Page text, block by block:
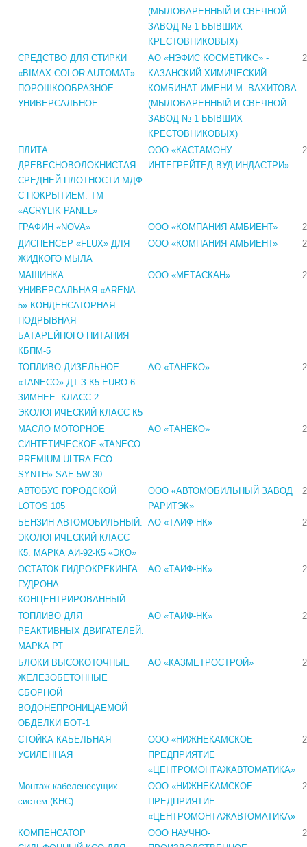
(МЫЛОВАРЕННЫЙ И СВЕЧНОЙ
ЗАВОД № 1 БЫВШИХ
КРЕСТОВНИКОВЫХ)
СРЕДСТВО ДЛЯ СТИРКИ
«BIMAX COLOR AUTOMAT»
ПОРОШКООБРАЗНОЕ
УНИВЕРСАЛЬНОЕ
АО «НЭФИС КОСМЕТИКС» -
КАЗАНСКИЙ ХИМИЧЕСКИЙ
КОМБИНАТ ИМЕНИ М. ВАХИТОВА
(МЫЛОВАРЕННЫЙ И СВЕЧНОЙ
ЗАВОД № 1 БЫВШИХ
КРЕСТОВНИКОВЫХ)
ПЛИТА
ДРЕВЕСНОВОЛОКНИСТАЯ
СРЕДНЕЙ ПЛОТНОСТИ МДФ
С ПОКРЫТИЕМ. ТМ
«ACRYLIK PANEL»
ООО «КАСТАМОНУ
ИНТЕГРЕЙТЕД ВУД ИНДАСТРИ»
ГРАФИН «NOVA» ООО «КОМПАНИЯ АМБИЕНТ»
ДИСПЕНСЕР «FLUX» ДЛЯ
ЖИДКОГО МЫЛА
ООО «КОМПАНИЯ АМБИЕНТ»
МАШИНКА
УНИВЕРСАЛЬНАЯ «ARENA-
5» КОНДЕНСАТОРНАЯ
ПОДРЫВНАЯ
БАТАРЕЙНОГО ПИТАНИЯ
КБПМ-5
ООО «МЕТАСКАН»
ТОПЛИВО ДИЗЕЛЬНОЕ
«TANECO» ДТ-З-К5 EURO-6
ЗИМНЕЕ. КЛАСС 2.
ЭКОЛОГИЧЕСКИЙ КЛАСС К5
АО «ТАНЕКО»
МАСЛО МОТОРНОЕ
СИНТЕТИЧЕСКОЕ «TANECO
PREMIUM ULTRA ECO
SYNTH» SAE 5W-30
АО «ТАНЕКО»
АВТОБУС ГОРОДСКОЙ
LOTOS 105
ООО «АВТОМОБИЛЬНЫЙ ЗАВОД
РАРИТЭК»
БЕНЗИН АВТОМОБИЛЬНЫЙ.
ЭКОЛОГИЧЕСКИЙ КЛАСС
К5. МАРКА АИ-92-К5 «ЭКО»
АО «ТАИФ-НК»
ОСТАТОК ГИДРОКРЕКИНГА
ГУДРОНА
КОНЦЕНТРИРОВАННЫЙ
АО «ТАИФ-НК»
ТОПЛИВО ДЛЯ
РЕАКТИВНЫХ ДВИГАТЕЛЕЙ.
МАРКА РТ
АО «ТАИФ-НК»
БЛОКИ ВЫСОКОТОЧНЫЕ
ЖЕЛЕЗОБЕТОННЫЕ
СБОРНОЙ
ВОДОНЕПРОНИЦАЕМОЙ
ОБДЕЛКИ БОТ-1
АО «КАЗМЕТРОСТРОЙ»
СТОЙКА КАБЕЛЬНАЯ
УСИЛЕННАЯ
ООО «НИЖНЕКАМСКОЕ
ПРЕДПРИЯТИЕ
«ЦЕНТРОМОНТАЖАВТОМАТИКА»
Монтаж кабеленесущих
систем (КНС)
ООО «НИЖНЕКАМСКОЕ
ПРЕДПРИЯТИЕ
«ЦЕНТРОМОНТАЖАВТОМАТИКА»
КОМПЕНСАТОР
ООО НАУЧНО-